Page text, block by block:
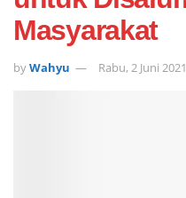
Masyarakat
byWahyu Rabu, 2 Juni 2021